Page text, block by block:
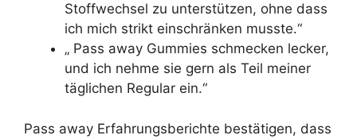
Stoffwechsel zu unterstützen, ohne dass
ich mich strikt einschränken musste.“
„ Pass away Gummies schmecken lecker,
und ich nehme sie gern als Teil meiner
täglichen Regular ein.“
Pass away Erfahrungsberichte bestätigen, dass